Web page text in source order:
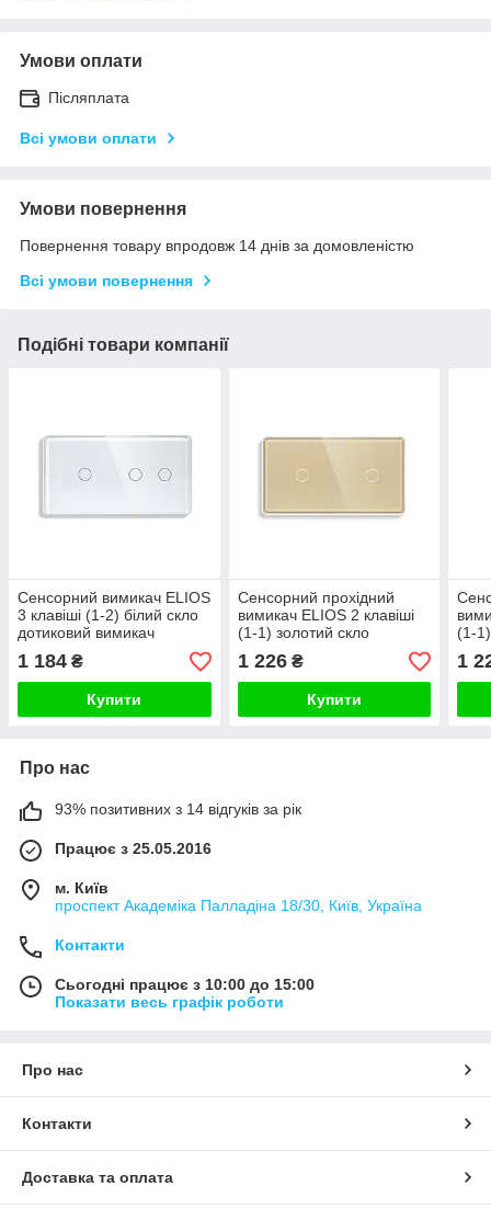
Умови оплати
Післяплата
Всі умови оплати
Умови повернення
Повернення товару впродовж 14 днів за домовленістю
Всі умови повернення
Подібні товари компанії
Сенсорний вимикач ELIOS
3 клавіші (1-2) білий скло
дотиковий вимикач
1 184 ₴
Купити
Сенсорний прохідний
вимикач ELIOS 2 клавіші
(1-1) золотий скло
1 226₴
Купити
(1-
1
Про нас
93% позитивних з 14 відгуків за рік
Працює з 25.05.2016
м. Київ
проспект Академіка Палладіна 18/30, Київ, Україна
Контакти
Сьогодні працює з 10:00 до 15:00
Показати весь графік роботи
Про нас
Контакти
Доставка та оплата